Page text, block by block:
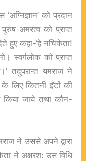
को प्रदान
पुरुष अमरत्व को प्राप्त
हुए कहा-‘हे नचिकेता!
स्वर्गलोक को प्राप्त
तदुपरान्त यमराज ने
लिए कितनी ईंटों की
किया जाये तथा कौन-
ने उससे अपने द्वारा
ने अक्षरश: उस विधि